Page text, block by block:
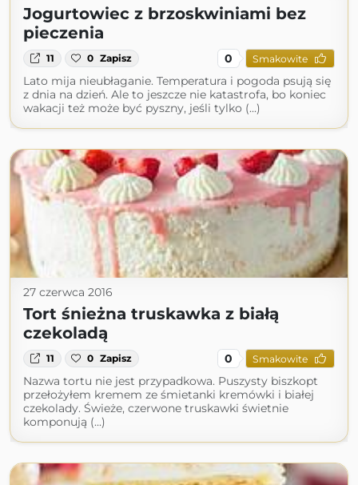
Jogurtowiec z brzoskwiniami bez
pieczenia
11 0 Zapisz 0 Smakowite
Lato mija nieubłaganie. Temperatura i pogoda psują się
z dnia na dzień. Ale to jeszcze nie katastrofa, bo koniec
wakacji też może być pyszny, jeśli tylko (...)
27 czerwca 2016
Tort śnieżna truskawka z białą
czekoladą
11 0 Zapisz 0 Smakowite
Nazwa tortu nie jest przypadkowa. Puszysty biszkopt
przełożyłem kremem ze śmietanki kremówki i białej
czekolady. Świeże, czerwone truskawki świetnie
komponują (...)